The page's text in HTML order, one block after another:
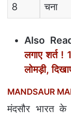
8
चना
Also
लगाए शर्त
लोमड़ी,
MANDSAUR
मंदसौर भारत के